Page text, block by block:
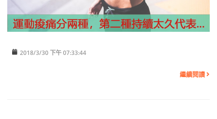
2018/3/30 下午 07:33:44
繼續閱讀